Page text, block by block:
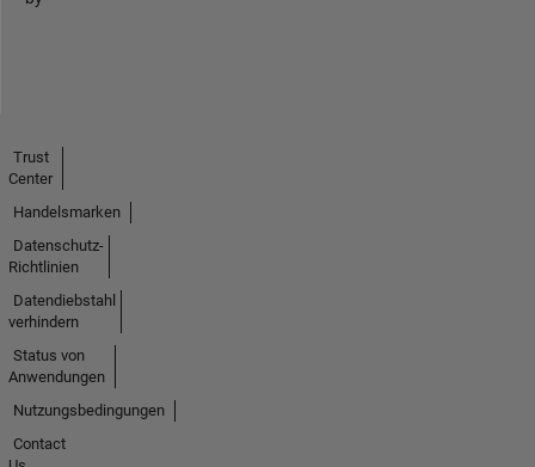
Trust
Center
Handelsmarken
Datenschutz-
Richtlinien
Datendiebstahl
verhindern
Status von
Anwendungen
Nutzungsbedingungen
Contact